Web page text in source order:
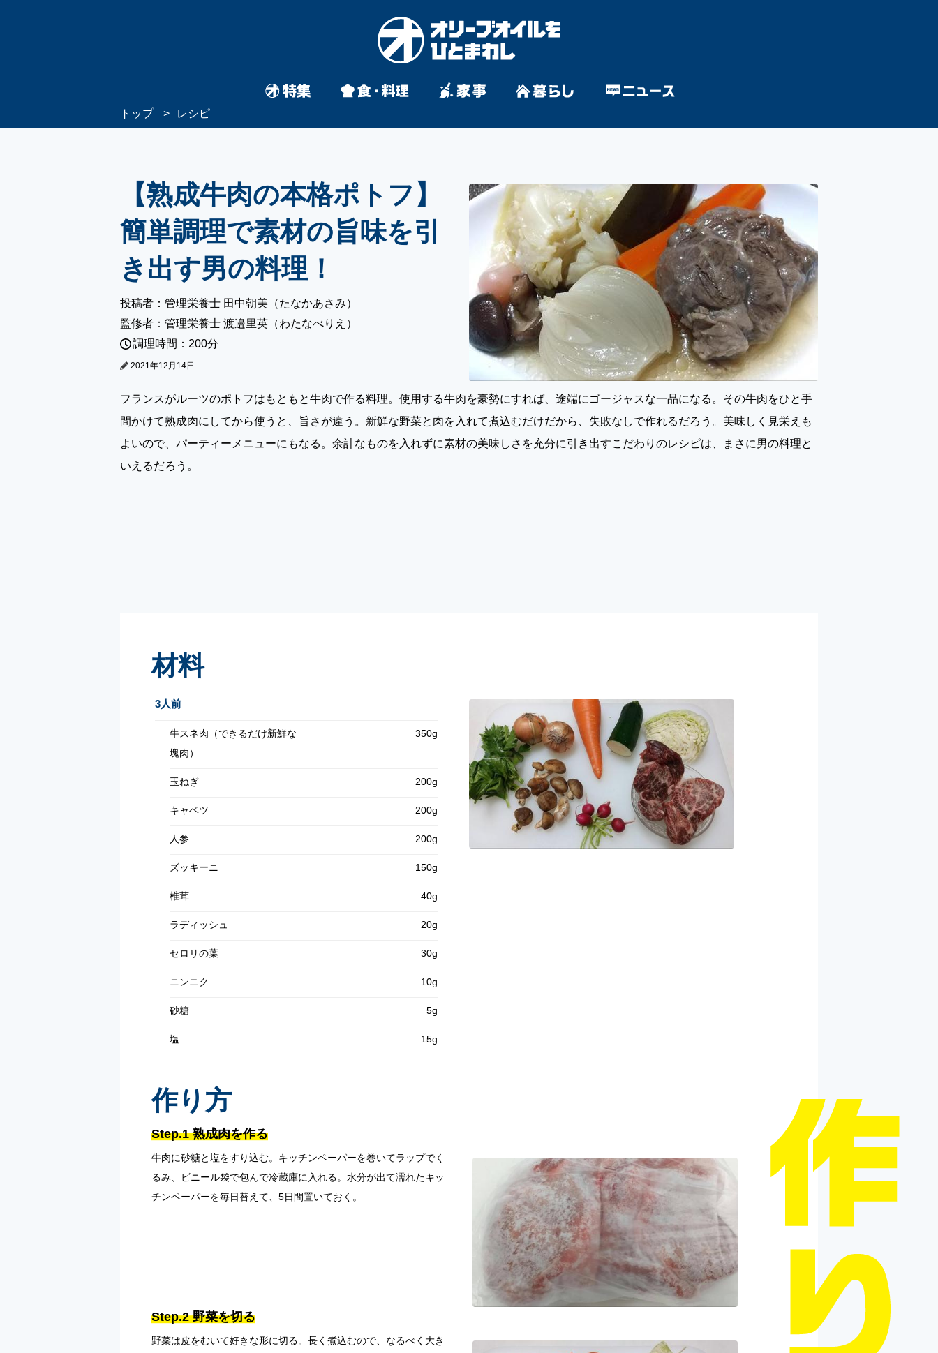
トップ レシピ
【熟成牛肉の本格ポトフ】
簡単調理で素材の旨味を引
き出す男の料理！
投稿者：管理栄養士 田中朝美（たなかあさみ）
監修者：管理栄養士 渡邉里英（わたなべりえ）
調理時間：200分
2021年12月14日
フランスがルーツのポトフはもともと牛肉で作る料理。使用する牛肉を豪勢にすれば、途端にゴージャスな一品になる。その牛肉をひと手
間かけて熟成肉にしてから使うと、旨さが違う。新鮮な野菜と肉を入れて煮込むだけだから、失敗なしで作れるだろう。美味しく見栄えも
よいので、パーティーメニューにもなる。余計なものを入れずに素材の美味しさを充分に引き出すこだわりのレシピは、まさに男の料理と
いえるだろう。
材料
3人前
牛スネ肉（できるだけ新鮮な
塊肉）
350g
玉ねぎ 200g
キャベツ 200g
人参 200g
ズッキーニ 150g
椎茸 40g
ラディッシュ 20g
セロリの葉 30g
ニンニク 10g
砂糖 5g
塩 15g
作り方
Step.1 熟成肉を作る
牛肉に砂糖と塩をすり込む。キッチンペーパーを巻いてラップでく
るみ、ビニール袋で包んで冷蔵庫に入れる。水分が出て濡れたキッ
チンペーパーを毎日替えて、5日間置いておく。
Step.2 野菜を切る
野菜は皮をむいて好きな形に切る。長く煮込むので、なるべく大き